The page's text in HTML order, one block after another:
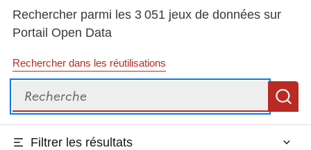
Rechercher parmi les 3 051 jeux de données sur
Portail Open Data
Rechercher dans les réutilisations
Recherche
Filtrer les résultats